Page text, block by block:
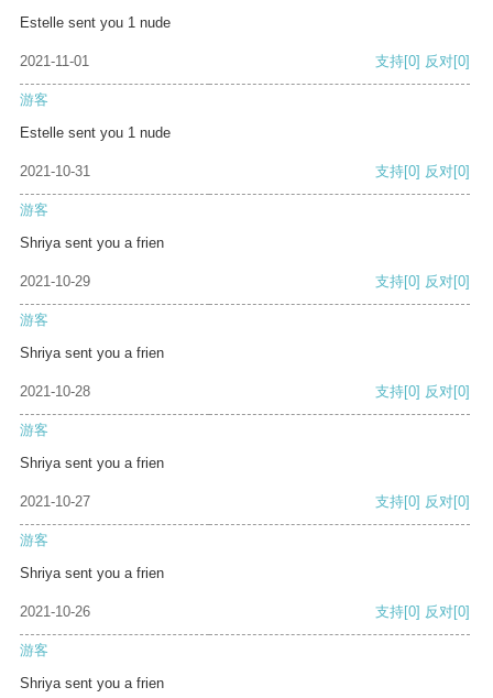
Estelle sent you 1 nude
2021-11-01 支持[0] 反对[0]
游客
Estelle sent you 1 nude
2021-10-31 支持[0] 反对[0]
游客
Shriya sent you a frien
2021-10-29 支持[0] 反对[0]
游客
Shriya sent you a frien
2021-10-28 支持[0] 反对[0]
游客
Shriya sent you a frien
2021-10-27 支持[0] 反对[0]
游客
Shriya sent you a frien
2021-10-26 支持[0] 反对[0]
游客
Shriya sent you a frien